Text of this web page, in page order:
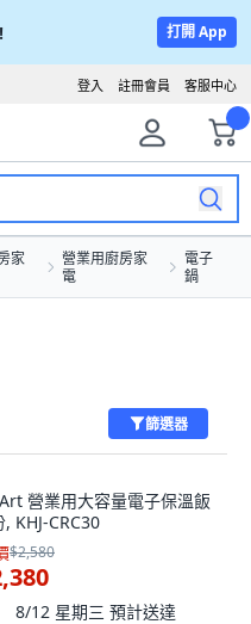
打開 App
客服中心
註冊會員
登入
家
營業用廚房家
電
電子
鍋
篩選器
營業用大容量電子保溫飯
KHJ-CRC30
$2,580
8/12 星期三 預計送達